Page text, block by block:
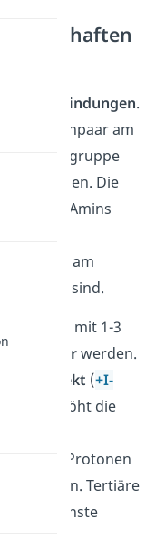
Verbindungen.
am
Aminogruppe
binden. Die
eines Amins
ab, die am
sind.
Amine mit 1-3
basischerwerden.
Effekt (+I-
erhöht die
vom
wodurch Protonen
werden. Tertiäre
die höchste